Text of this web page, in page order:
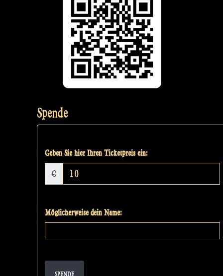
Spende
Geben Sie hier Ihren Ticketpreis ein:
€
Möglicherweise dein Name:
SPENDE